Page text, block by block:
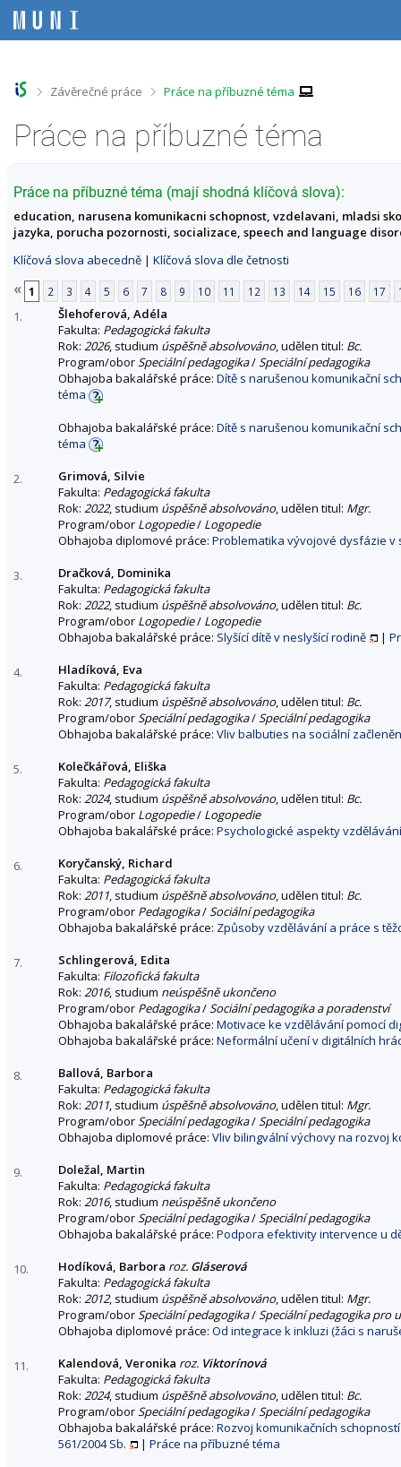
e
e
e
e
>Závěrečné práce >
Práce na příbuzné téma
Práce na příbuzné téma
Práce na příbuzné téma (mají shodná klíčová slova):
education, narusena komunikacni schopnost, vzdelavani, mladsi
jazyka, porucha pozornosti, socializace, speech and language
Klíčová slova abecedně | Klíčová slova dle četnosti
« 1 2 3 4 5 6 7 8 9 10 11 12 13 14 15 16 17
1.
Šlehoferová, Adéla
Fakulta: Pedagogická fakulta
Rok: 2026, studium úspěšně absolvováno, udělen titul: Bc.
Program/oborSpeciální pedagogika/Speciální pedagogika
Obhajoba bakalářské práce: Dítě s narušenou komunikační
téma
Obhajoba bakalářské práce: Dítě s narušenou komunikační
téma
2.
Grimová, Silvie
Fakulta: Pedagogická fakulta
Rok: 2022, studium úspěšně absolvováno, udělen titul: Mgr.
Program/obor Logopedie/ Logopedie
Obhajoba diplomové práce: Problematika vývojové dysfázie v
3.
Dračková, Dominika
Fakulta: Pedagogická fakulta
Rok: 2022, studium úspěšně absolvováno, udělen titul: Bc.
Program/obor Logopedie/ Logopedie
Obhajoba bakalářské práce: Slyšící dítě v neslyšící rodině |
4.
Hladíková, Eva
Fakulta: Pedagogická fakulta
Rok: 2017, studium úspěšně absolvováno, udělen titul: Bc.
Program/oborSpeciální pedagogika/Speciální pedagogika
Obhajoba bakalářské práce: Vliv balbuties na sociální
5.
Kolečkářová, Eliška
Fakulta: Pedagogická fakulta
Rok: 2024, studium úspěšně absolvováno, udělen titul: Bc.
Program/obor Logopedie/ Logopedie
Obhajoba bakalářské práce: Psychologické aspekty
6.
Koryčanský, Richard
Fakulta: Pedagogická fakulta
Rok: 2011, studium úspěšně absolvováno, udělen titul: Bc.
Program/obor Pedagogika/Sociální pedagogika
Obhajoba bakalářské práce: Způsoby vzdělávání a práce s
7.
Schlingerová, Edita
Fakulta: Filozofická fakulta
Rok: 2016, studium neúspěšně ukončeno
Program/obor Pedagogika/Sociální pedagogika a poradenství
Obhajoba bakalářské práce: Motivace ke vzdělávání pomocí
Obhajoba bakalářské práce: Neformální učení v digitálních
8.
Ballová, Barbora
Fakulta: Pedagogická fakulta
Rok: 2011, studium úspěšně absolvováno, udělen titul: Mgr.
Program/oborSpeciální pedagogika/Speciální pedagogika
Obhajoba diplomové práce: Vliv bilingvální výchovy na rozvoj
9.
Doležal, Martin
Fakulta: Pedagogická fakulta
Rok: 2016, studium neúspěšně ukončeno
Program/oborSpeciální pedagogika/Speciální pedagogika
Obhajoba bakalářské práce: Podpora efektivity intervence u
10. Hodíková, Barbora roz. Gláserová
Fakulta: Pedagogická fakulta
Rok: 2012, studium úspěšně absolvováno, udělen titul: Mgr.
Program/oborSpeciální pedagogika/Speciální pedagogika pro
Obhajoba diplomové práce: Od integrace k inkluzi (žáci s
11. Kalendová, Veronika roz. Viktorínová
Fakulta: Pedagogická fakulta
Rok: 2024, studium úspěšně absolvováno, udělen titul: Bc.
Program/oborSpeciální pedagogika/Speciální pedagogika
Obhajoba bakalářské práce: Rozvoj komunikačních
561/2004 Sb.
| Práce na příbuzné téma